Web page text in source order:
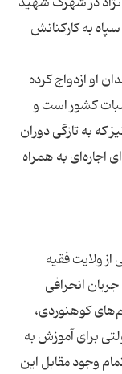
به کارکنانش
او ازدواج کرده
کشور است و
که به تازگی دوران
اجاره‌ای به همراه
ولایت فقیه
انحرافی
کوهنوردی،
برای آموزش به
وجود مقابل این